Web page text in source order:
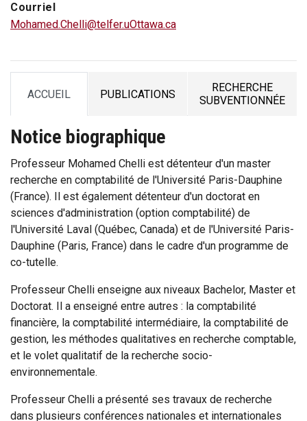
Courriel
Mohamed.Chelli@telfer.uOttawa.ca
ACCUEIL
TAB PUBLICATIONS
TAB
RECHERCHE
SUBVENTIONNÉE
TAB
Notice biographique
Professeur Mohamed Chelli est détenteur d'un master
recherche en comptabilité de l'Université Paris-Dauphine
(France). Il est également détenteur d'un doctorat en
sciences d'administration (option comptabilité) de
l'Université Laval (Québec, Canada) et de l'Université Paris-
Dauphine (Paris, France) dans le cadre d'un programme de
co-tutelle.
Professeur Chelli enseigne aux niveaux Bachelor, Master et
Doctorat. Il a enseigné entre autres : la comptabilité
financière, la comptabilité intermédiaire, la comptabilité de
gestion, les méthodes qualitatives en recherche comptable,
et le volet qualitatif de la recherche socio-
environnementale.
Professeur Chelli a présenté ses travaux de recherche
dans plusieurs conférences nationales et internationales